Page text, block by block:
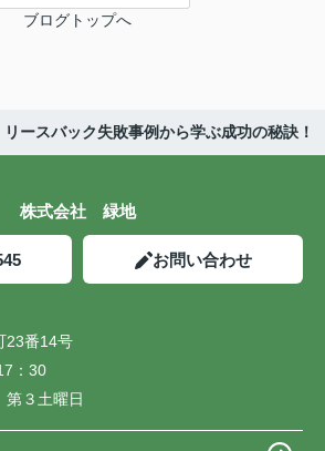
ブログトップへ
リースバック失敗事例から学ぶ成功の秘訣！
株式会社 緑地
お問い合わせ
23番14号
：30
３土曜日